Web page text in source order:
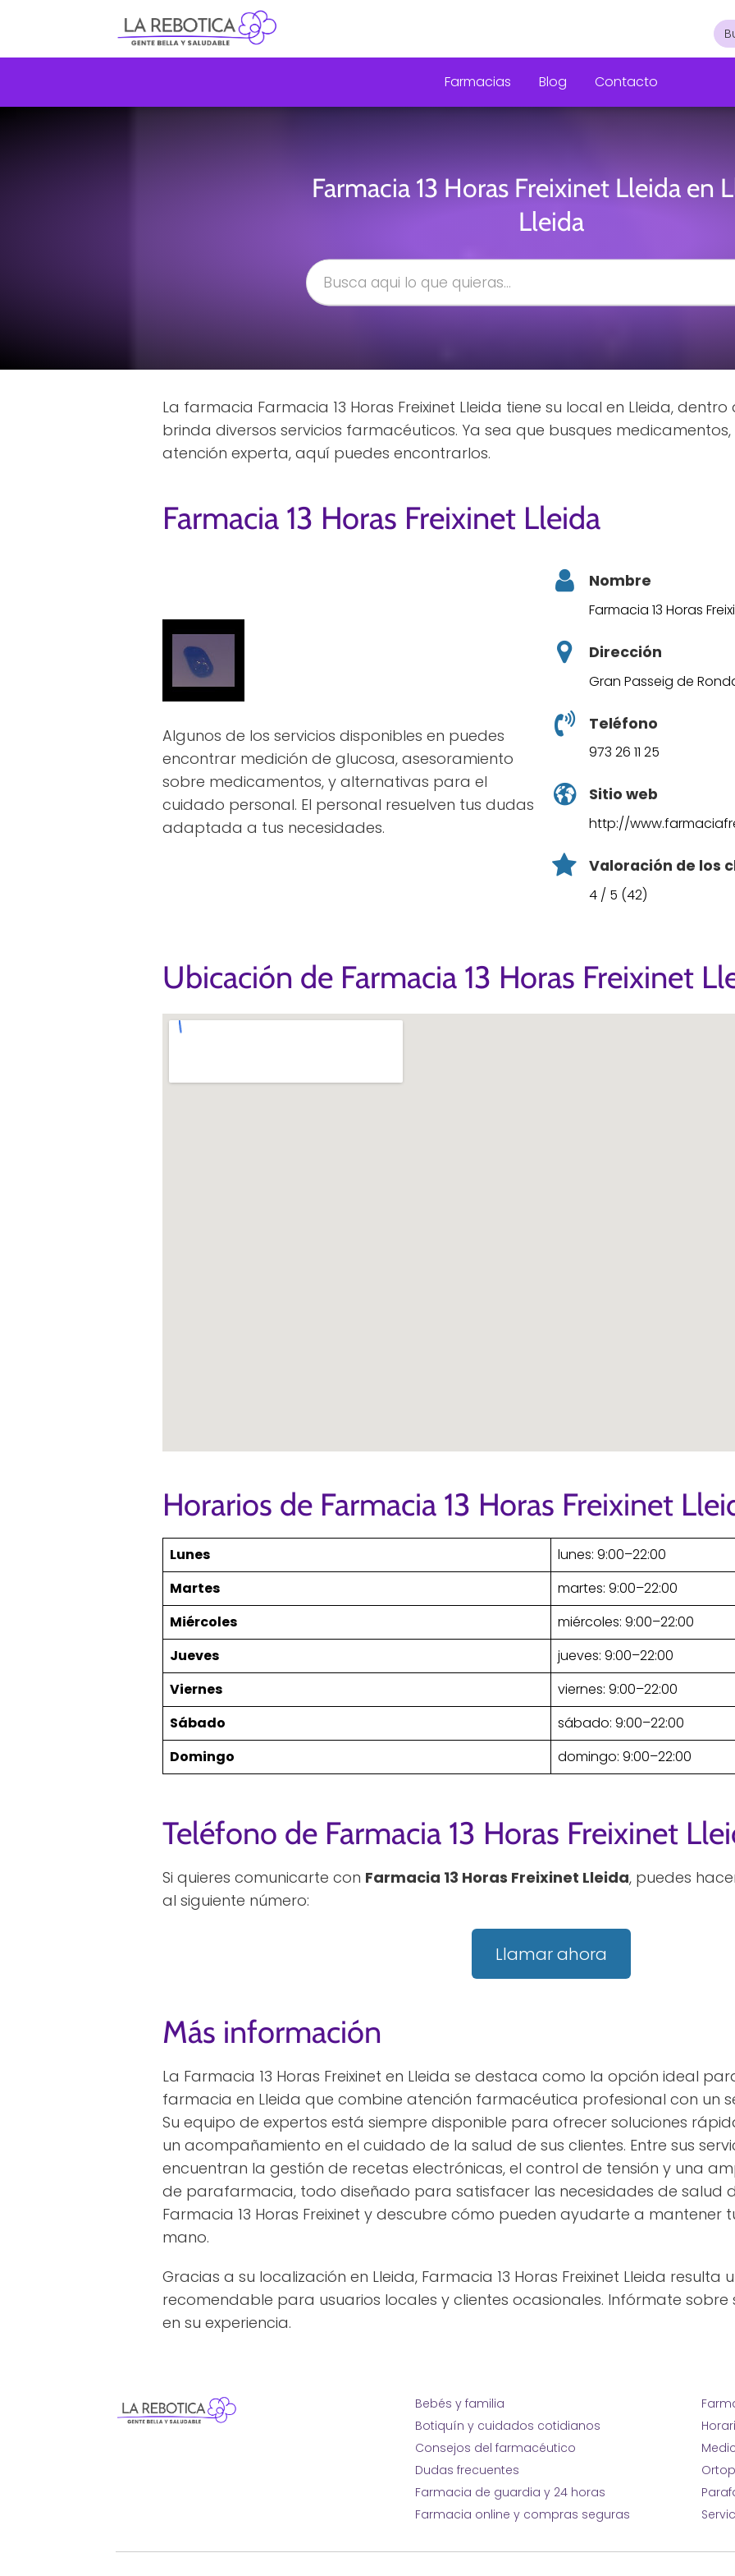
Farmacias Blog Contacto
Farmacia 13 Horas Freixinet Lleida en
Lleida
La farmacia Farmacia 13 Horas Freixinet Lleida tiene su local en Lleida,
brinda diversos servicios farmacéuticos. Ya sea que busques
atención experta, aquí puedes encontrarlos.
Farmacia 13 Horas Freixinet Lleida
Algunos de los servicios disponibles en puedes
encontrar medición de glucosa, asesoramiento
sobre medicamentos, y alternativas para el
cuidado personal. El personal resuelven tus dudas
adaptada a tus necesidades.
Nombre
Farmacia 13 Horas
Dirección
Gran Passeig de
Teléfono
973 26 11 25
Sitio web
http://
Valoración de los
4 / 5 (42)
Ubicación de Farmacia 13 Horas Freixinet
Horarios de Farmacia 13 Horas Freixinet
Lunes
lunes: 9:00–22:00
Martes
martes: 9:00–22:00
Miércoles
miércoles: 9:00–22:00
Jueves
jueves: 9:00–22:00
Viernes
viernes: 9:00–22:00
Sábado
sábado: 9:00–22:00
Domingo
domingo: 9:00–22:00
Teléfono de Farmacia 13 Horas Freixinet
Si quieres comunicarte con Farmacia 13 Horas Freixinet Lleida, puedes
al siguiente número:
Llamar ahora
Más información
La Farmacia 13 Horas Freixinet en Lleida se destaca como la opción ideal
farmacia en Lleida que combine atención farmacéutica profesional con un
Su equipo de expertos está siempre disponible para ofrecer soluciones
un acompañamiento en el cuidado de la salud de sus clientes. Entre sus
encuentran la gestión de recetas electrónicas, el control de tensión y una
de parafarmacia, todo diseñado para satisfacer las necesidades de salud
Farmacia 13 Horas Freixinet y descubre cómo pueden ayudarte a mantener
mano.
Gracias a su localización en Lleida, Farmacia 13 Horas Freixinet Lleida resulta
recomendable para usuarios locales y clientes ocasionales. Infórmate
en su experiencia.
Bebés y familia
Botiquín y cuidados cotidianos
Consejos del farmacéutico
Dudas frecuentes
Farmacia de guardia y 24 horas
Farmacia online y compras seguras